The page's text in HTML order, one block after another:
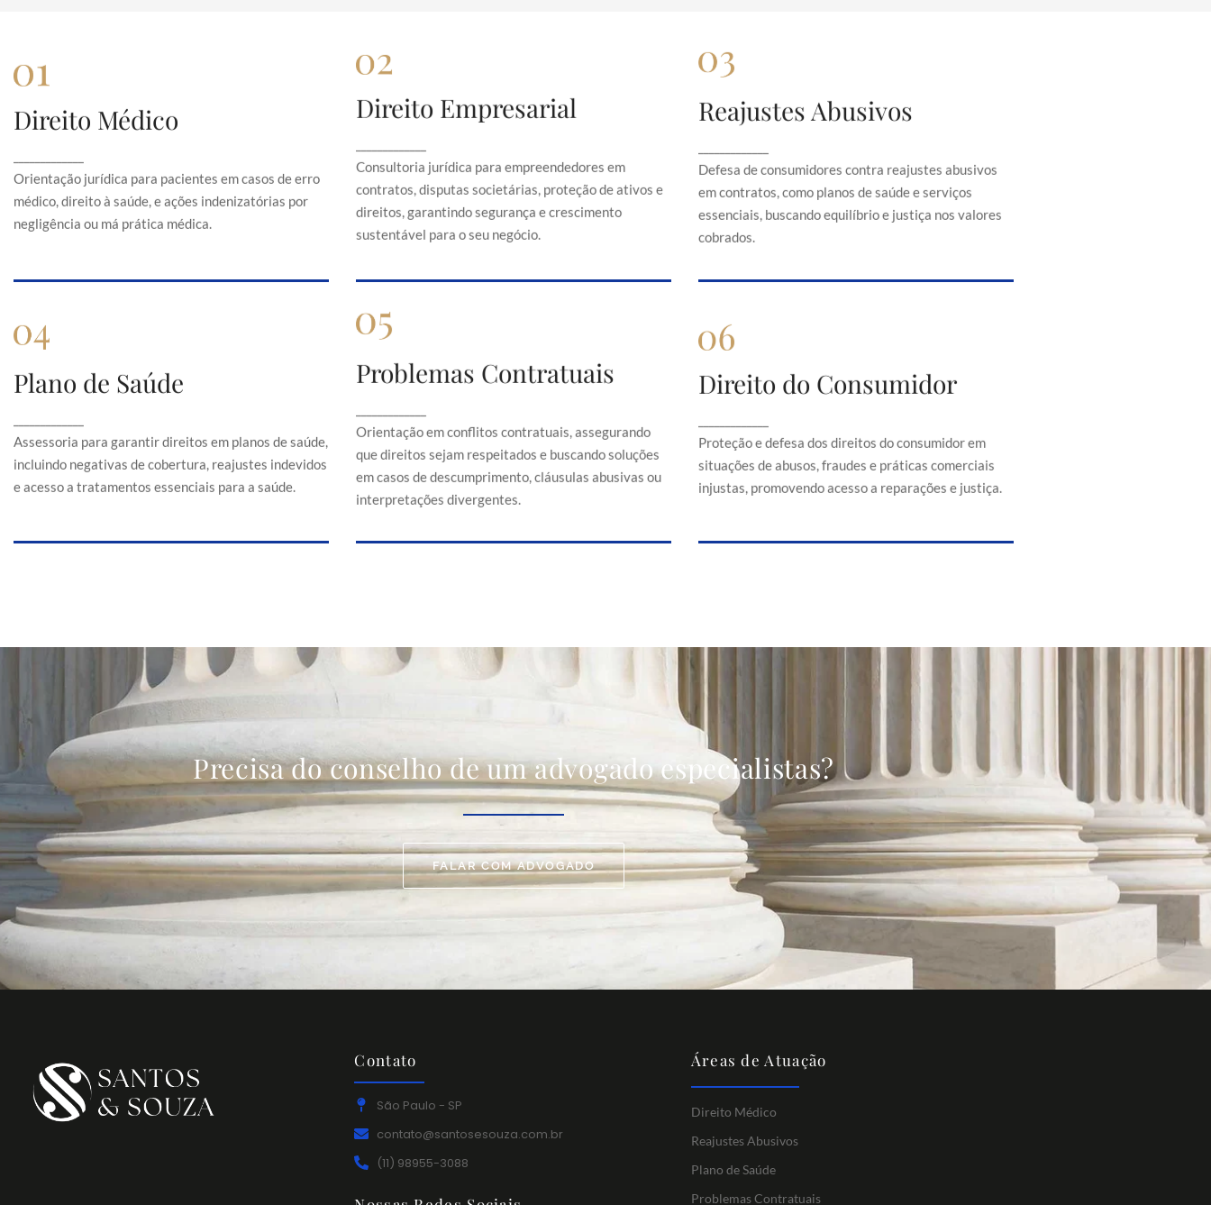
Direito Médico
Orientação jurídica para pacientes em casos de erro
médico, direito à saúde, e ações indenizatórias por
negligência ou má prática médica.
Direito Médico
erro médico, direito à saúde, e ações
indenizatórias por negligência ou má prática
médica.
Direito Empresarial
Consultoria jurídica para empreendedores em
contratos, disputas societárias, proteção de ativos e
direitos, garantindo segurança e crescimento
sustentável para o seu negócio.
Direito Empresarial
contratos, disputas societárias, proteção de
ativos e direitos, garantindo segurança e
crescimento sustentável para o seu negócio.
Reajustes Abusivos
Defesa de consumidores contra reajustes abusivos
em contratos, como planos de saúde e serviços
essenciais, buscando equilíbrio e justiça nos valores
cobrados.
Reajustes Abusivos
serviços essenciais, buscando equilíbrio e
justiça nos valores cobrados.
Plano de Saúde
Assessoria para garantir direitos em planos de saúde,
incluindo negativas de cobertura, reajustes indevidos
e acesso a tratamentos essenciais para a saúde.
Plano de Saúde
reajustes indevidos e acesso a tratamentos
Problemas Contratuais
Orientação em conflitos contratuais, assegurando
que direitos sejam respeitados e buscando soluções
em casos de descumprimento, cláusulas abusivas ou
interpretações divergentes.
Problemas Contratuais
assegurando que direitos sejam respeitados e
buscando soluções em casos de
descumprimento, cláusulas abusivas ou
interpretações divergentes.
Direito do Consumidor
Proteção e defesa dos direitos do consumidor em
situações de abusos, fraudes e práticas comerciais
injustas, promovendo acesso a reparações e justiça.
Direito do Consumidor
comerciais injustas, promovendo acesso a
Precisa do conselho de um advogado especialistas?
FALAR COM ADVOGADO
Contato
São Paulo - SP
contato@santosesouza.com.br
(11) 98955-3088
Áreas de Atuação
Direito Médico
Reajustes Abusivos
Plano de Saúde
Problemas Contratuais